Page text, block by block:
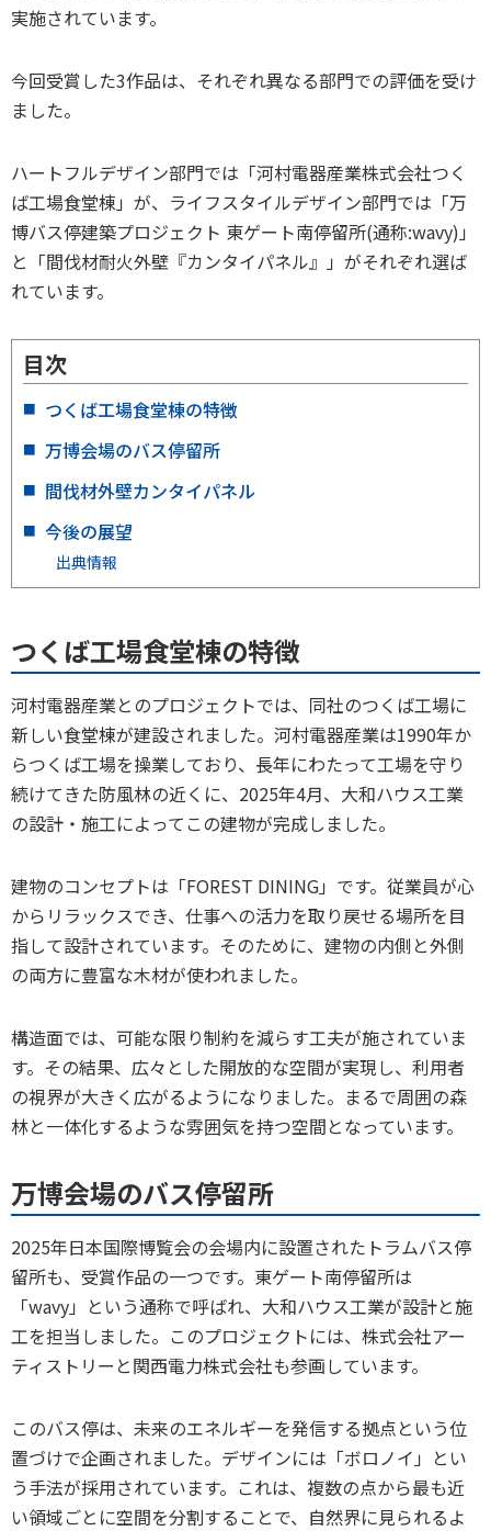
実施されています。
今回受賞した3作品は、それぞれ異なる部門での評価を受け
ました。
ハートフルデザイン部門では「河村電器産業株式会社つく
ば工場食堂棟」が、ライフスタイルデザイン部門では「万
博バス停建築プロジェクト 東ゲート南停留所(通称:wavy)」
と「間伐材耐火外壁『カンタイパネル』」がそれぞれ選ば
れています。
目次
つくば工場食堂棟の特徴
万博会場のバス停留所
間伐材外壁カンタイパネル
今後の展望
出典情報
つくば工場食堂棟の特徴
河村電器産業とのプロジェクトでは、同社のつくば工場に
新しい食堂棟が建設されました。河村電器産業は1990年か
らつくば工場を操業しており、長年にわたって工場を守り
続けてきた防風林の近くに、2025年4月、大和ハウス工業
の設計・施工によってこの建物が完成しました。
建物のコンセプトは「FOREST DINING」です。従業員が心
からリラックスでき、仕事への活力を取り戻せる場所を目
指して設計されています。そのために、建物の内側と外側
の両方に豊富な木材が使われました。
構造面では、可能な限り制約を減らす工夫が施されていま
す。その結果、広々とした開放的な空間が実現し、利用者
の視界が大きく広がるようになりました。まるで周囲の森
林と一体化するような雰囲気を持つ空間となっています。
万博会場のバス停留所
2025年日本国際博覧会の会場内に設置されたトラムバス停
留所も、受賞作品の一つです。東ゲート南停留所は
「wavy」という通称で呼ばれ、大和ハウス工業が設計と施
工を担当しました。このプロジェクトには、株式会社アー
ティストリーと関西電力株式会社も参画しています。
このバス停は、未来のエネルギーを発信する拠点という位
置づけで企画されました。デザインには「ボロノイ」とい
う手法が採用されています。これは、複数の点から最も近
い領域ごとに空間を分割することで、自然界に見られるよ